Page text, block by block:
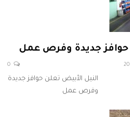
حوافز جديدة وفرص عمل
النيل الأبيض تعلن حوافز جديدة
وفرص عمل